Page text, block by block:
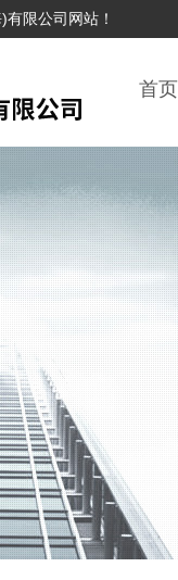
限公司网站！
首页